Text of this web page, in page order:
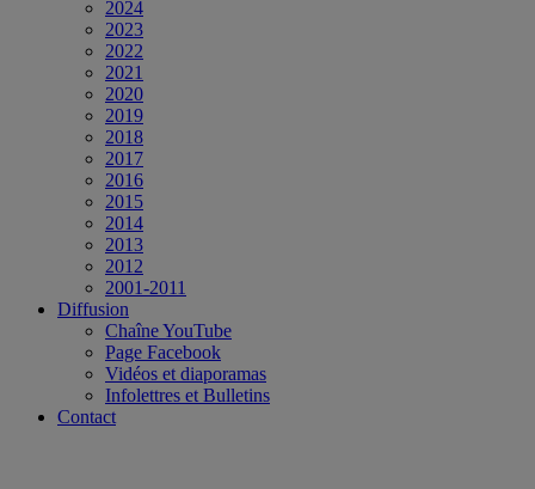
2024
2023
2022
2021
2020
2019
2018
2017
2016
2015
2014
2013
2012
2001-2011
Diffusion
Chaîne YouTube
Page Facebook
Vidéos et diaporamas
Infolettres et Bulletins
Contact